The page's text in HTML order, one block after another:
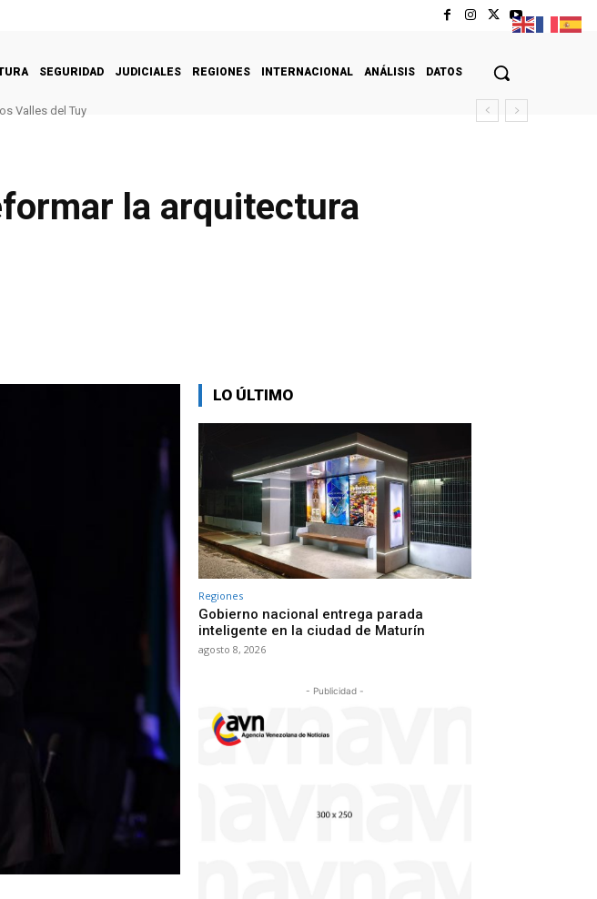
SEGURIDAD JUDICIALES REGIONES INTERNACIONAL ANÁLISIS DATOS
Valles del Tuy
la arquitectura
LO ÚLTIMO
Regiones
Gobierno nacional entrega parada
inteligente en la ciudad de Maturín
agosto 8, 2026
- Publicidad -